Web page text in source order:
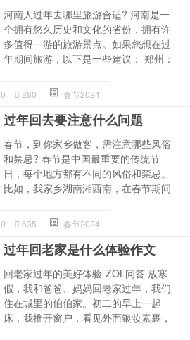
河南人过年去哪里旅游合适? 河南是一
个拥有悠久历史和文化的省份，拥有许
多值得一游的旅游景点。如果您想在过
年期间旅游，以下是一些建议： 郑州：
0 280 春节2024
过年回去要注意什么问题
春节，到你家乡做客，需注意哪些风俗
和禁忌? 春节是中国最重要的传统节
日，每个地方都有不同的风俗和禁忌。
比如，我家乡湖南湘西南，在春节期间
0 635 春节2024
过年回老家是什么体验作文
回老家过年的美好体验-ZOL问答 放寒
假，我和爸爸、妈妈回老家过年，我们
住在城里的伯伯家。初二的早上一起
床，我推开窗户，看见外面银妆素裹，